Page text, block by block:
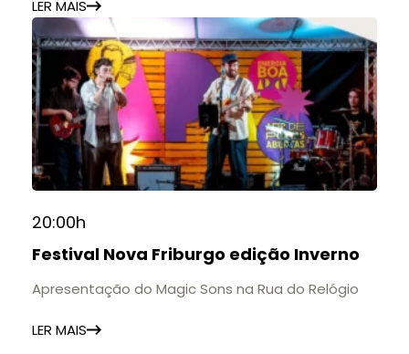
LER MAIS
20:00h
Festival Nova Friburgo edição Inverno
Apresentação do Magic Sons na Rua do Relógio
LER MAIS